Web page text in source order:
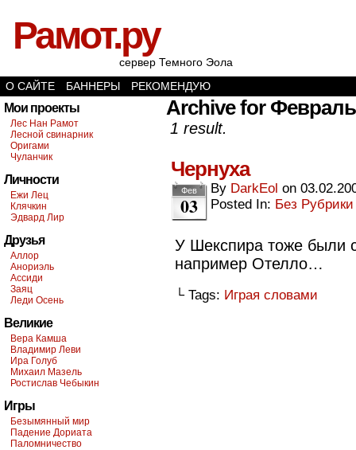
Рамот.ру
сервер Темного Эола
О САЙТЕ
БАННЕРЫ РЕКОМЕНДУЮ
Мои проекты
Лес Нан Рамот
Лесной свинарник
Оригами
Чуланчик
Личности
Ежи Лец
Клячкин
Эдвард Лир
Друзья
Аллор
Анориэль
Ассиди
Заяц
Леди Осень
Великие
Вера Камша
Владимир Леви
Ира Голуб
Михаил Мазель
Ростислав Чебыкин
Игры
Безымянный мир
Падение Дориата
Паломничество
Archive for Февраль
1 result.
Чернуха
Фев
03
By DarkEol on
Posted In: Без Рубрики
У Шекспира тоже были
например Отелло…
└ Tags: Играя словами